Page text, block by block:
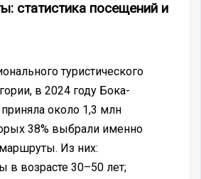
статистика посещений и
туристического
в 2024 году Бока-
приняла около 1,3 млн
38% выбрали именно
Из них:
возрасте 30–50 лет;